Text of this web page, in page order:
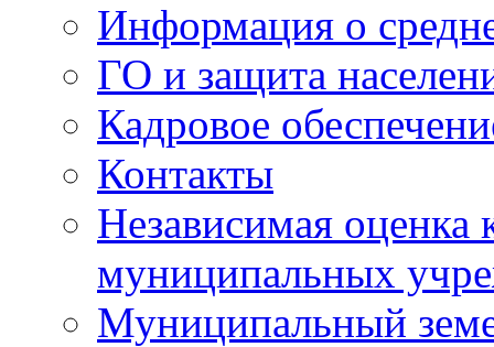
Информация о
ГО и защита
Кадровое
Контакты
Независимая оценка
муниципальных
Муниципальный